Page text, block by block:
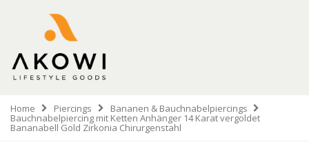
Home Piercings Bananen & Bauchnabelpiercings
Bauchnabelpiercing mit Ketten Anhänger 14 Karat vergoldet
Bananabell Gold Zirkonia Chirurgenstahl